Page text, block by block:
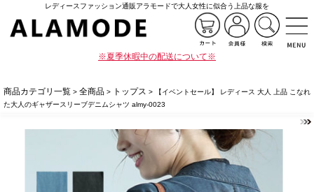
レディースファッション通販アラモードで大人女性に似合う上品な服を
※夏季休暇中の配送について※
商品カテゴリ一覧 > 全商品 > トップス > 【イベントセール】 レディース 大人 上品 こなれ
た大人のギャザースリーブデニムシャツ almy-0023